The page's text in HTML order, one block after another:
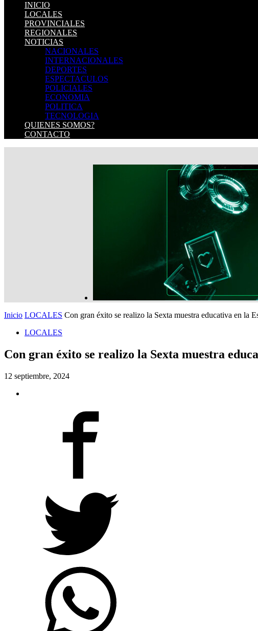
INICIO
LOCALES
PROVINCIALES
REGIONALES
NOTICIAS
NACIONALES
INTERNACIONALES
DEPORTES
ESPECTACULOS
POLICIALES
ECONOMIA
POLITICA
TECNOLOGIA
QUIENES SOMOS?
CONTACTO
Inicio LOCALES Con gran éxito se realizo la Sexta muestra educativa en la
LOCALES
Con gran éxito se realizo la Sexta muestra
12 septiembre, 2024